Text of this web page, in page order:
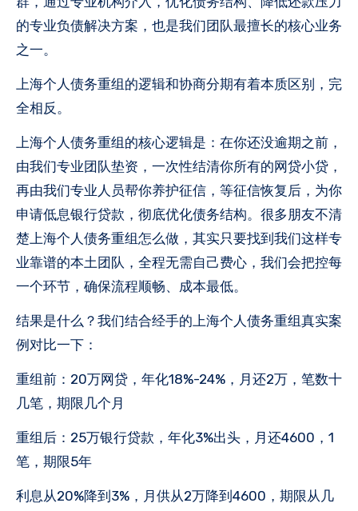
的专业负债解决方案，也是我们团队最擅长的核心业务
之一。
上海个人债务重组的逻辑和协商分期有着本质区别，完
全相反。
上海个人债务重组的核心逻辑是：在你还没逾期之前，
由我们专业团队垫资，一次性结清你所有的网贷小贷，
再由我们专业人员帮你养护征信，等征信恢复后，为你
申请低息银行贷款，彻底优化债务结构。很多朋友不清
楚上海个人债务重组怎么做，其实只要找到我们这样专
业靠谱的本土团队，全程无需自己费心，我们会把控每
一个环节，确保流程顺畅、成本最低。
结果是什么？我们结合经手的上海个人债务重组真实案
例对比一下：
重组前：20万网贷，年化18%-24%，月还2万，笔数十
几笔，期限几个月
重组后：25万银行贷款，年化3%出头，月还4600，1
笔，期限5年
利息从20%降到3%，月供从2万降到4600，期限从几